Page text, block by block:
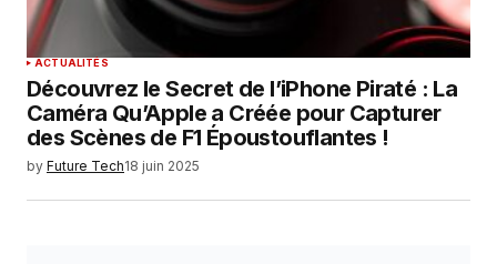
SUBMIT COMMENT
ACTUALITÉS
Découvrez le Secret de l’iPhone Piraté : La
Caméra Qu’Apple a Créée pour Capturer
des Scènes de F1 Époustouflantes !
by Future Tech18 juin 2025